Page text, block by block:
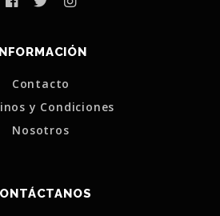
Contacto
y Condiciones
Nosotros